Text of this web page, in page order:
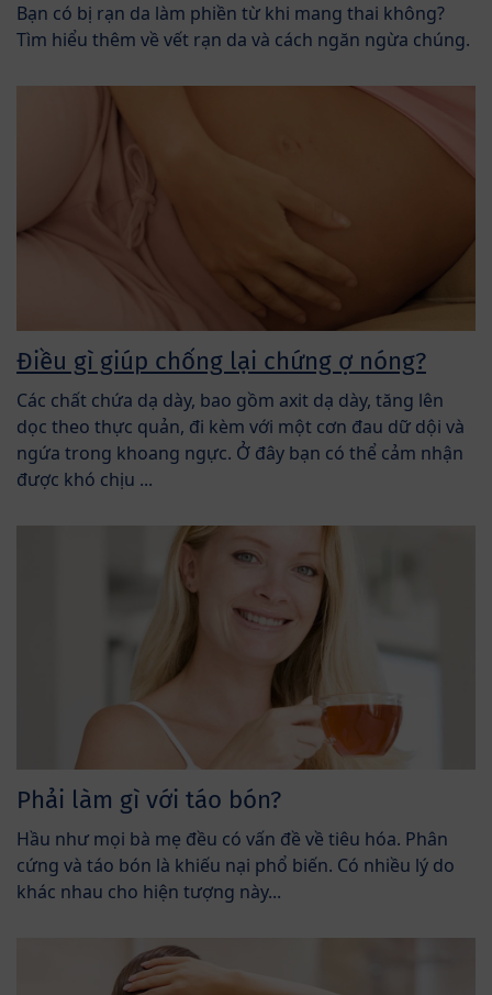
Bạn có bị rạn da làm phiền từ khi mang thai không?
Tìm hiểu thêm về vết rạn da và cách ngăn ngừa chúng.
Điều gì giúp chống lại chứng ợ nóng?
Các chất chứa dạ dày, bao gồm axit dạ dày, tăng lên
dọc theo thực quản, đi kèm với một cơn đau dữ dội và
ngứa trong khoang ngực. Ở đây bạn có thể cảm nhận
được khó chịu ...
Phải làm gì với táo bón?
Hầu như mọi bà mẹ đều có vấn đề về tiêu hóa. Phân
cứng và táo bón là khiếu nại phổ biến. Có nhiều lý do
khác nhau cho hiện tượng này...